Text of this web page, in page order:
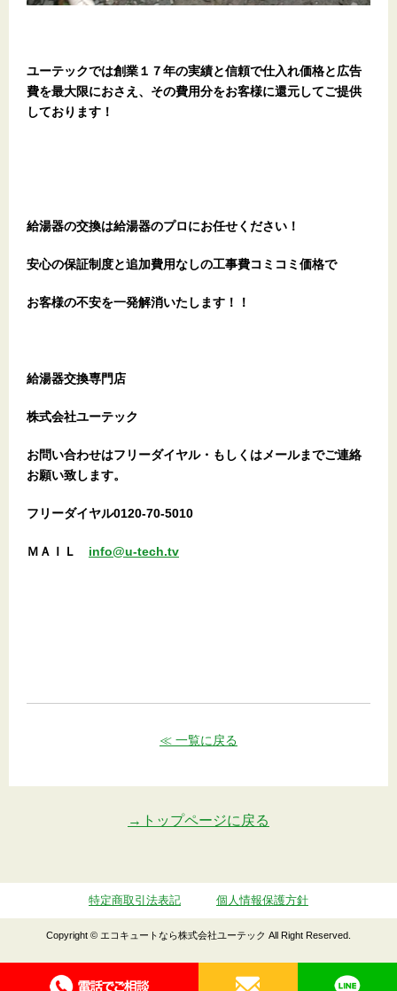
ユーテックでは創業１７年の実績と信頼で仕入れ価格と広告
費を最大限におさえ、その費用分をお客様に還元してご提供
しております！
給湯器の交換は給湯器のプロにお任せください！
安心の保証制度と追加費用なしの工事費コミコミ価格で
お客様の不安を一発解消いたします ！！
給湯器交換専門店
株式会社ユーテック
お問い合わせはフリーダイヤル・もしくはメールまでご連絡
お願い致します。
フリーダイヤル0120-70-5010
ＭＡＩＬ info@u-tech.tv
≪ 一覧に戻る
→トップページに戻る
特定商取引法表記 個人情報保護方針
Copyright © エコキュートなら株式会社ユーテック All Right Reserved.